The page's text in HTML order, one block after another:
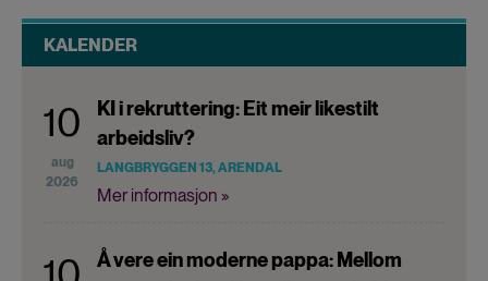
KALENDER
10
aug
2026
KI i rekruttering: Eit meir likestilt
arbeidsliv?
LANGBRYGGEN 13, ARENDAL
Mer informasjon »
Å vere ein moderne pappa: Mellom